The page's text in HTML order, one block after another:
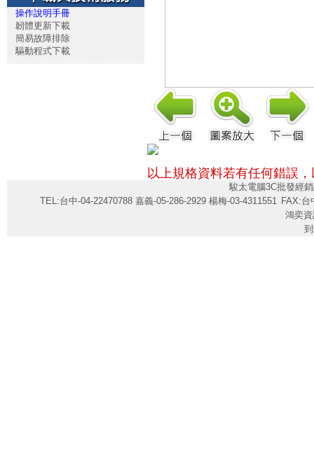
操作說明手冊
韌體更新下載
簡易故障排除
驅動程式下載
以上規格資料若有任何錯誤
駿太電腦3C批發經
TEL:台中-04-22470788 嘉義-05-286-2929 楊梅-03-4311551 FAX:台
鴻奕